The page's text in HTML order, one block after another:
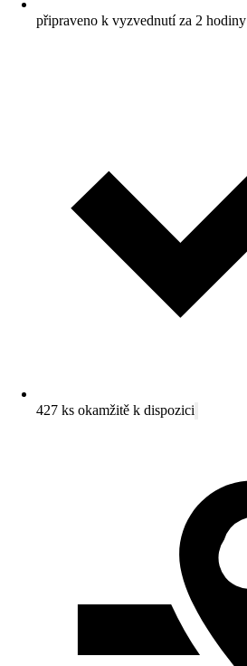
připraveno k vyzvednutí za 2 hodiny
427 ks okamžitě k dispozici